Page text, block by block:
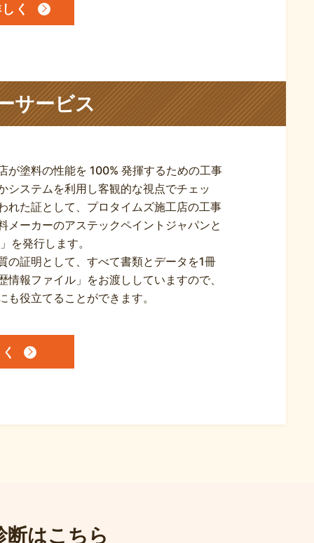
く
サービス
が塗料の性能を 100% 発揮するための工事
システムを利用し客観的な視点でチェッ
れた証として、プロタイムズ施工店の工事
メーカーのアステックペイントジャパンと
を発行します。
の証明として、すべて書類とデータを1冊
情報ファイル」をお渡ししていますので、
も役立てることができます。
断はこちら